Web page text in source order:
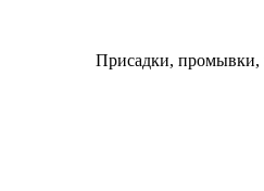
Присадки, промывки,